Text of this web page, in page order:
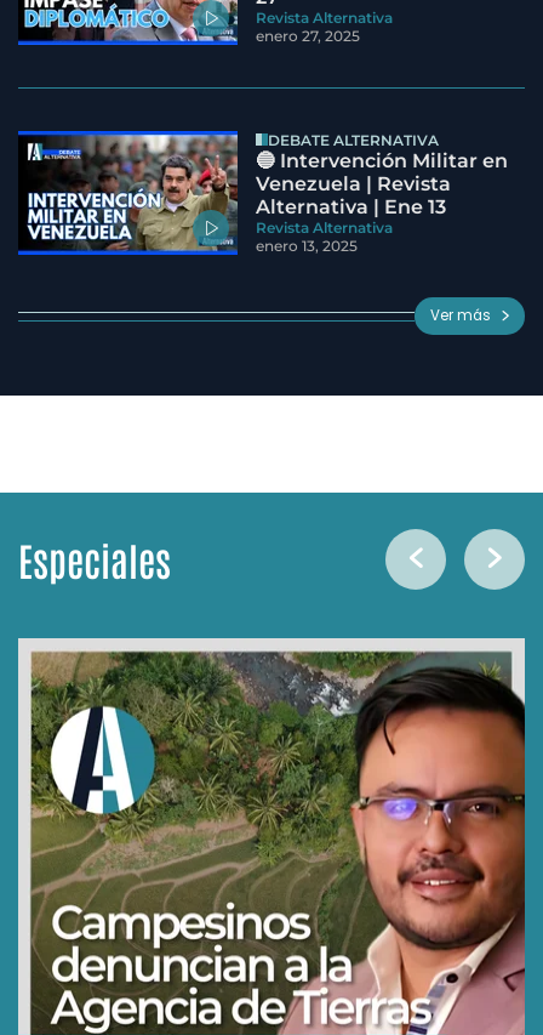
Revista Alternativa
enero 27, 2025
DEBATE ALTERNATIVA
🔵 Intervención Militar en
Venezuela | Revista
Alternativa | Ene 13
Revista Alternativa
enero 13, 2025
Ver más
Especiales